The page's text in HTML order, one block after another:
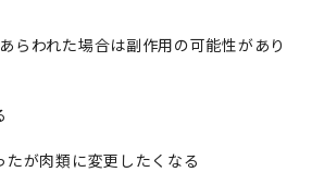
らわれた場合は副作用の可能性があり
が肉類に変更したくなる